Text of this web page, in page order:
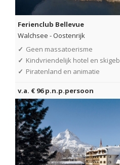
Ferienclub Bellevue
Walchsee -Oostenrijk
✓ Geen massatoerisme
✓ Kindvriendelijk hotel en
✓ Piratenland en animatie
v.a. € 96 p.n.p.persoon